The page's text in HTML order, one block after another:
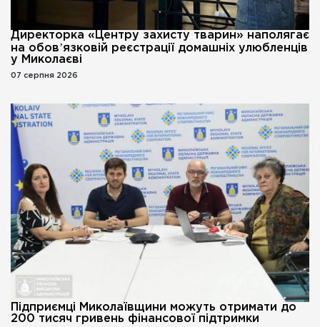
Директорка «Центру захисту тварин» наполягає
на обовʼязковій реєстрації домашніх улюбленців
у Миколаєві
07 серпня 2026
Підприємці Миколаївщини можуть отримати до
200 тисяч гривень фінансової підтримки